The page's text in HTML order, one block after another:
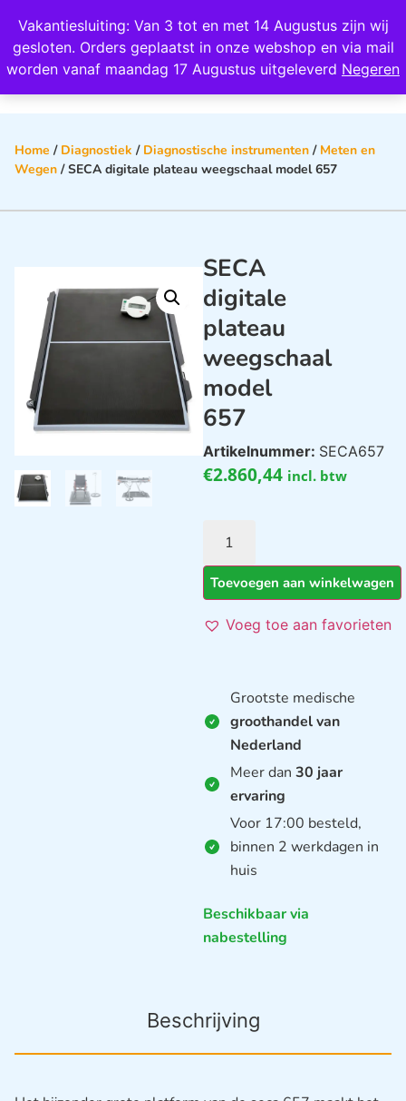
Vakantiesluiting: Van 3 tot en met 14 Augustus zijn wij
gesloten. Orders geplaatst in onze webshop en via mail
worden vanaf maandag 17 Augustus uitgeleverd Negeren
Wij scoren een 4,8 op Google
Home / Diagnostiek / Diagnostische instrumenten / Meten en
Wegen / SECA digitale plateau weegschaal model 657
SECA
digitale
plateau
weegschaal
model
657
Artikelnummer: SECA657
€2.860,44 incl. btw
Toevoegen aan winkelwagen
Voeg toe aan favorieten
Grootste medische
groothandel van
Nederland
Meer dan 30 jaar
ervaring
Voor 17:00 besteld,
binnen 2 werkdagen in
huis
Beschikbaar via
nabestelling
Beschrijving